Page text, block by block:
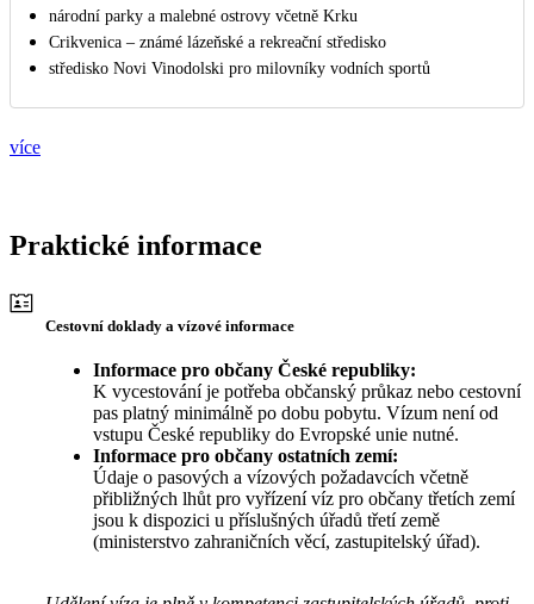
národní parky a malebné ostrovy včetně Krku
Crikvenica – známé lázeňské a rekreační středisko
středisko Novi Vinodolski pro milovníky vodních sportů
více
Praktické informace
Cestovní doklady a vízové informace
Informace pro občany České republiky:
K vycestování je potřeba občanský průkaz nebo cestovní
pas platný minimálně po dobu pobytu. Vízum není od
vstupu České republiky do Evropské unie nutné.
Informace pro občany ostatních zemí:
Údaje o pasových a vízových požadavcích včetně
přibližných lhůt pro vyřízení víz pro občany třetích zemí
jsou k dispozici u příslušných úřadů třetí země
(ministerstvo zahraničních věcí, zastupitelský úřad).